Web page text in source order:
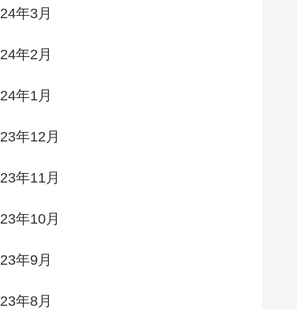
年3月
年2月
年1月
年12月
年11月
年10月
年9月
年8月